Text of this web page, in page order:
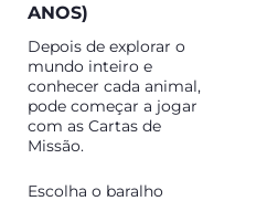
ANOS)
Depois de explorar o
mundo inteiro e
conhecer cada animal,
pode começar a jogar
com as Cartas de
Missão.
Escolha o baralho